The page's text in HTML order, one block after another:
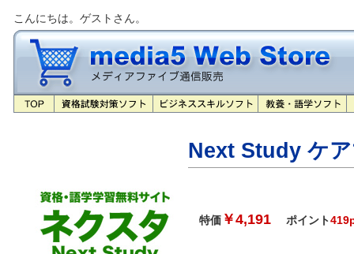
こんにちは。ゲストさん。
Next Study ケ
特価 ￥4,191 ポイント